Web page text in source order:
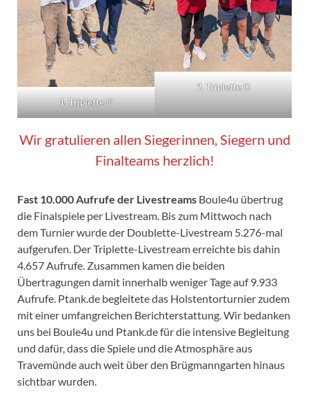
1. TripletteD
2. TripletteD
Wir gratulieren allen Siegerinnen, Siegern und
Finalteams herzlich!
Fast 10.000 Aufrufe der Livestreams Boule4u übertrug
die Finalspiele per Livestream. Bis zum Mittwoch nach
dem Turnier wurde der Doublette-Livestream 5.276-mal
aufgerufen. Der Triplette-Livestream erreichte bis dahin
4.657 Aufrufe. Zusammen kamen die beiden
Übertragungen damit innerhalb weniger Tage auf 9.933
Aufrufe. Ptank.de begleitete das Holstentorturnier zudem
mit einer umfangreichen Berichterstattung. Wir bedanken
uns bei Boule4u und Ptank.de für die intensive Begleitung
und dafür, dass die Spiele und die Atmosphäre aus
Travemünde auch weit über den Brügmanngarten hinaus
sichtbar wurden.